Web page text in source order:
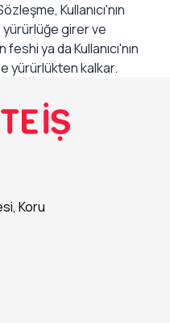
Kullanıcı'nın
yürürlüğe girer ve
ya da Kullanıcı'nın
yürürlükten kalkar.
Koru